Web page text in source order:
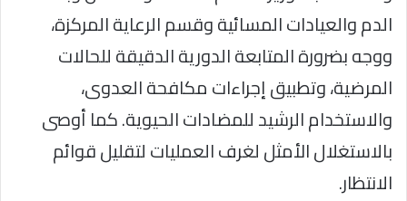
الدم والعيادات المسائية وقسم الرعاية المركزة،
ووجه بضرورة المتابعة الدورية الدقيقة للحالات
المرضية، وتطبيق إجراءات مكافحة العدوى،
والاستخدام الرشيد للمضادات الحيوية. كما أوصى
بالاستغلال الأمثل لغرف العمليات لتقليل قوائم
الانتظار.